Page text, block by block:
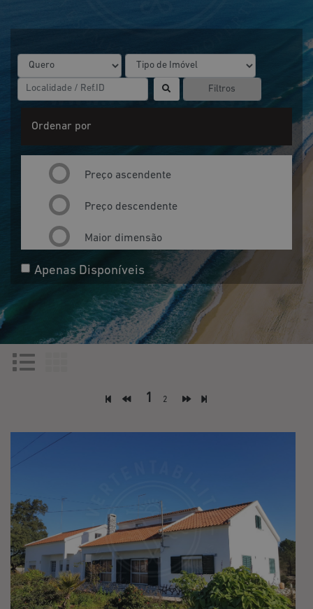
Filtros
Ordenar por
Preço ascendente
Preço descendente
Maior dimensão
Apenas Disponíveis
1 2